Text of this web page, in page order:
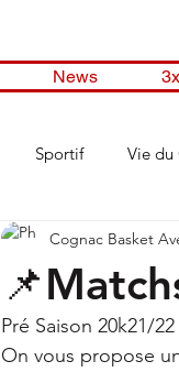
News
Sportif Vie du
Cognac Basket
Pré Saison 20k21/22
On vous propose